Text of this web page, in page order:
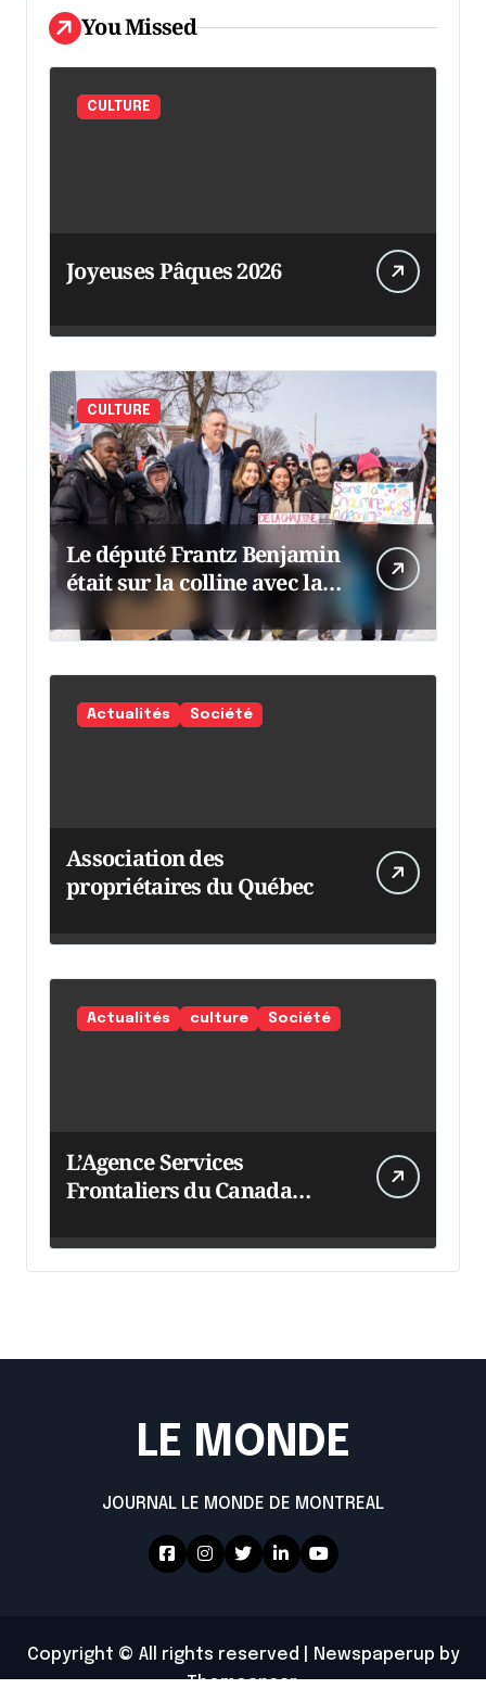
You Missed
CULTURE
Joyeuses Pâques 2026
CULTURE
Le député Frantz Benjamin
était sur la colline avec la
chaumine
Actualités Société
Association des
propriétaires du Québec
Actualités culture Société
L’Agence Services
Frontaliers du Canada
LE MONDE
JOURNAL LE MONDE DE MONTREAL
Copyright © All rights reserved Newspaperup by
Themeansar.